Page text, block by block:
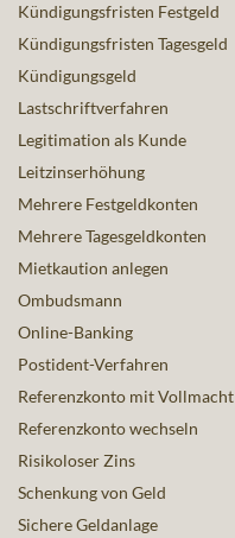
Kündigungsfristen Festgeld
Kündigungsfristen Tagesgeld
Kündigungsgeld
Lastschriftverfahren
Legitimation als Kunde
Leitzinserhöhung
Mehrere Festgeldkonten
Mehrere Tagesgeldkonten
Mietkaution anlegen
Ombudsmann
Online-Banking
Postident-Verfahren
Referenzkonto mit Vollmacht
Referenzkonto wechseln
Risikoloser Zins
Schenkung von Geld
Sichere Geldanlage